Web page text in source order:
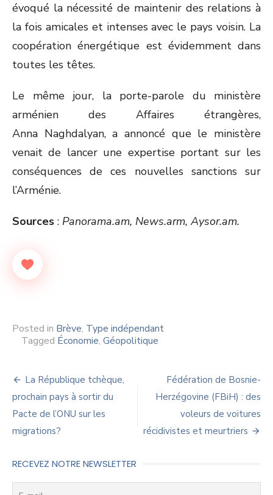
évoqué la nécessité de maintenir des relations à
la fois amicales et intenses avec le pays voisin. La
coopération énergétique est évidemment dans
toutes les têtes.
Le même jour, la porte-parole du ministère
arménien des Affaires étrangères,
Anna Naghdalyan, a annoncé que le ministère
venait de lancer une expertise portant sur les
conséquences de ces nouvelles sanctions sur
l’Arménie.
Sources : Panorama.am, News.arm, Aysor.am.
Posted in Brève, Type indépendant
Tagged Économie, Géopolitique
Navigation
de
l’article
La République tchèque,
prochain pays à sortir du
Pacte de l’ONU sur les
migrations?
Fédération de Bosnie-
Herzégovine (FBiH) : des
voleurs de voitures
récidivistes et meurtriers
RECEVEZ NOTRE NEWSLETTER